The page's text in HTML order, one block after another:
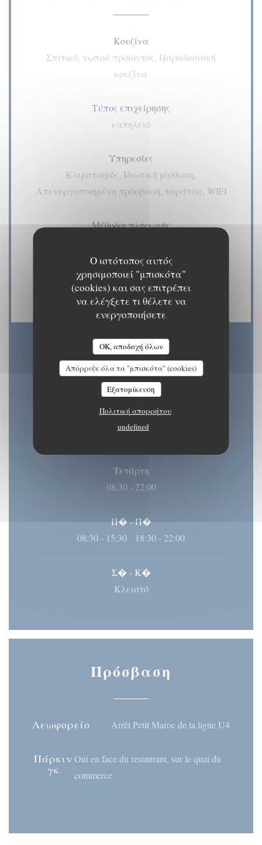
Ο ιστότοπος αυτός
χρησιμοποιεί "μπισκότα"
(cookies) και σας επιτρέπει
να ελέγξετε τι θέλετε να
ενεργοποιήσετε
OK, αποδοχή όλων
Απόρριψε όλα τα "μπισκότα" (cookies)
Εξατομίκευση
Πολιτική απορρήτου
undefined
Κουζίνα
Σπιτικό, νωπού προϊόντος, Παραδοσιακή
κουζίνα
Τύπος επιχείρησης
καπηλειό
Υπηρεσίες
Κλιματισμός, Ιδιωτική μίσθωση,
Απενεργοποιημένη πρόσβαση, ταράτσα, WIFI
Μέθοδοι πληρωμής
επαφήΧρώμα χωρίς επαφή, Eurocard /
Mastercard, Μετρητά, Visa, Έλεγχοι,
Χρεωστική κάρτα
Ώρες λειτουργίας
-
Τ�
Τετάρτη
08:30 - 22:00
Π�-Π�
08:30 - 15:30
18:30 - 22:00
Σ� - Κ�
Κλειστό
Πρόσβαση
Λεωφορείο Arrêt Petit Maroc de la ligne U4
Πάρκιν
γκ
Oui en face du restaurant, sur le quai du
commerce